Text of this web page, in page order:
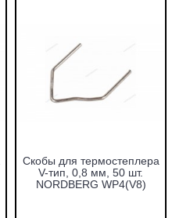
Скобы для термостеплера
V-тип, 0,8 мм, 50 шт.
NORDBERG WP4(V8)